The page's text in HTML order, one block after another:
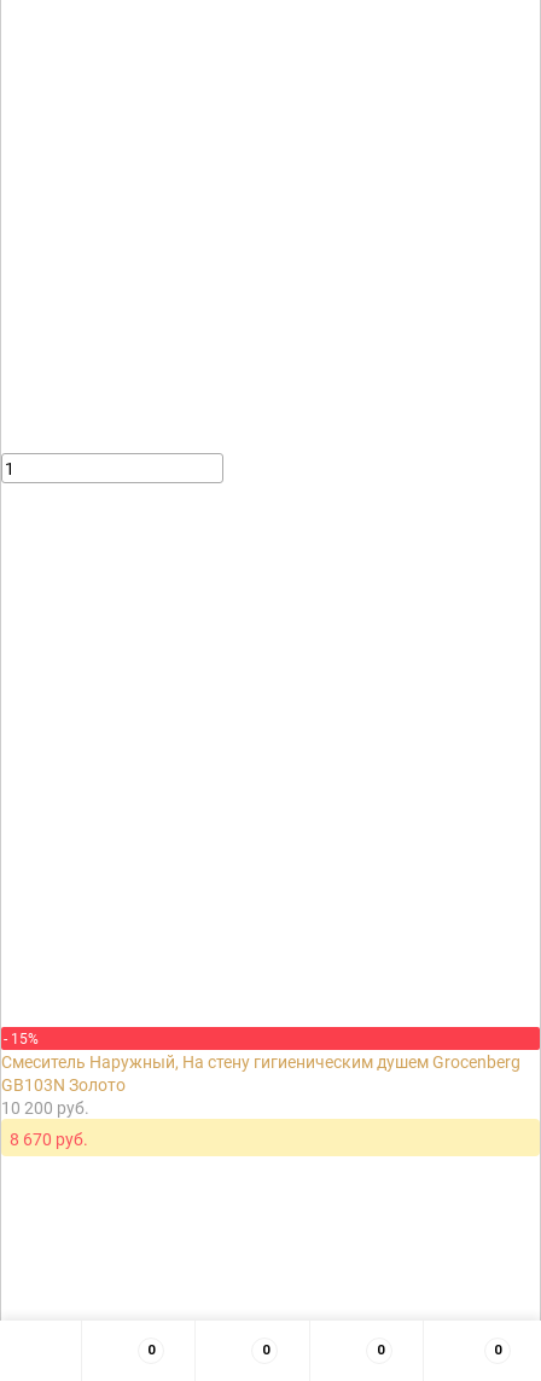
- 15%
Смеситель Наружный, На стену гигиеническим душем Grocenberg
GB103N Золото
10 200 руб.
8 670 руб.
0 0 0 0